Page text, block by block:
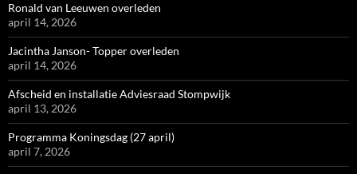
Ronald van Leeuwen overleden
april 14, 2026
Jacintha Janson- Topper overleden
april 14, 2026
Afscheid en installatie Adviesraad Stompwijk
april 13, 2026
Programma Koningsdag (27 april)
april 7, 2026